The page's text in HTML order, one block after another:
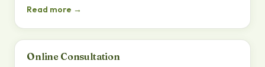
Read more →
Online Consultation